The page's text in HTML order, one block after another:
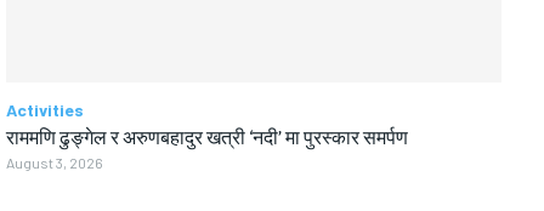
Activities
राममणि ढुङ्गेल र अरुणबहादुर खत्री ‘नदी’ मा पुरस्कार समर्पण
August 3, 2026